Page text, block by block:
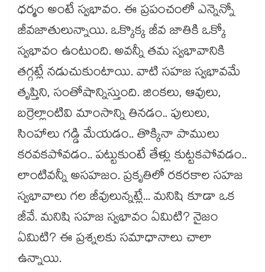
ధర్మం అంటే స్వభావం. ఈ ప్రపంచంలో ఎన్నెన్నో
జీవజాతులున్నాయి. ఒక్కొక్క జీవ జాతికి ఒక్కో
స్వభావం ఉంటుంది. అవన్నీ తమ స్వభావానికి
తగ్గట్లే నడుచుకుంటాయి. వాటి సహజ స్వభావమే
తృప్తిని, సంతోషాన్నిస్తుంది. జింకలు, ఆవులు,
బర్రెల్లాంటివి మాంసాన్ని తినడం.. పులులు,
సింహాలు గడ్డి మేయడం.. తొక్కినా పాములు
కరవకపోవడం.. పట్టుకుంటే తేళ్లు కుట్టకపోవడం..
లాంటివన్నీ అసహజం. ప్రకృతిలో రకరకాల సహజ
స్వభావాలు గల జీవులున్నట్లే... మనిషి కూడా ఒక
జీవే. మనిషి సహజ స్వభావం ఏమిటి? నైజం
ఏమిటి? ఈ ప్రశ్నలకు సమాధానాలు చాలా
ఉన్నాయి.